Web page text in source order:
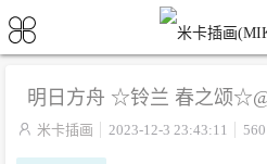
明日方舟 ☆铃兰 春之颂
 米卡插画 2023-12-3 23:43:11